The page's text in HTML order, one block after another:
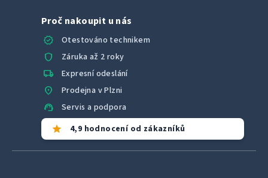
Proč nakoupit u nás
verified
Otestováno technikem
shield Záruka až 2 roky
local_shipping Expresní odeslání
location_on Prodejna v Plzni
support_agent Servis a podpora
star 4,9 hodnocení od zákazníků